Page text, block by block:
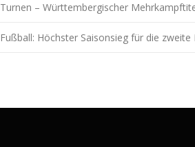
Turnen – Württembergischer
Fußball: Höchster Saisonsieg für die